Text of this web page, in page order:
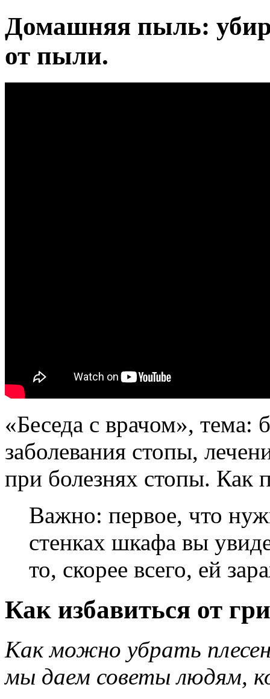
Домашняя пыль:
от пыли.
«Беседа с врачом», тема:
заболевания стопы,
при болезнях стопы. Как
Важно: первое, что
стенках шкафа вы
то, скорее всего, ей
Как избавиться от
Как можно убрать
мы даем советы людям,